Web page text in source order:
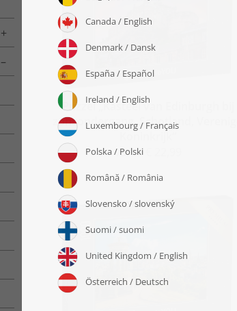
Toggle menu
Toggle menu
Puzzel „Kasteel van Edinburgh bij
zonsondergang, Schotland, Verenigd
vanaf € 22,99